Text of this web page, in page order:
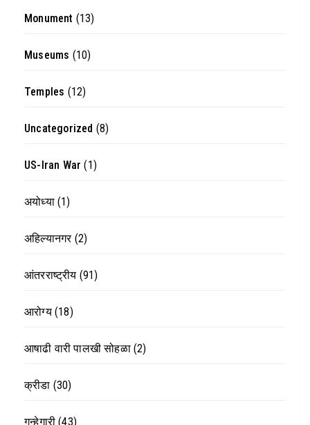
Monument (13)
Museums (10)
Temples (12)
Uncategorized (8)
US-Iran War (1)
अयोध्या(1)
अहिल्यानगर(2)
आंतरराष्ट्रीय (91)
आरोग्य(18)
आषाढी वारी पालखी सोहळा(2)
क्रीडा (30)
गुन्हेगारी (43)